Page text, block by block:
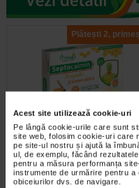
Acest site utilizează cookie-uri
Pe lângă cookie-urile care sunt
site web, folosim cookie-uri care
pe site-ul nostru și ajută la
ul, de exemplu, făcând
pentru a măsura performanța
instrumente de urmărire pentru
obiceiurilor dvs. de navigare.
Plătești 2,
Septocalmin propolis si
dulce, 24 drajeuri de supt…
Naturalis Septocalmin Propolis si